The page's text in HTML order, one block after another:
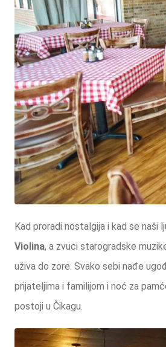
Kad proradi nostalgija i kad se naši
Violina, a zvuci starogradske
uživa do zore. Svako sebi nađe
prijateljima i familijom i noć za
postoji u Čikagu.